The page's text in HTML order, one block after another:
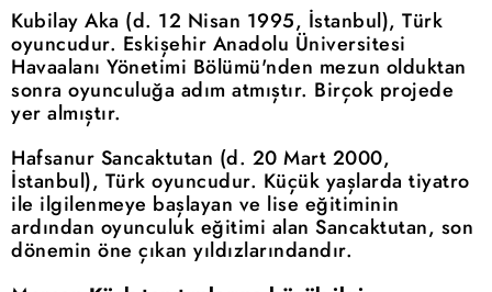
Kubilay Aka (d. 12 Nisan 1995, İstanbul), Türk
oyuncudur. Eskişehir Anadolu Üniversitesi
Havaalanı Yönetimi Bölümü'nden mezun olduktan
sonra oyunculuğa adım atmıştır. Birçok projede
yer almıştır.
Hafsanur Sancaktutan (d. 20 Mart 2000,
İstanbul), Türk oyuncudur. Küçük yaşlarda tiyatro
ile ilgilenmeye başlayan ve lise eğitiminin
ardından oyunculuk eğitimi alan Sancaktutan, son
dönemin öne çıkan yıldızlarındandır.